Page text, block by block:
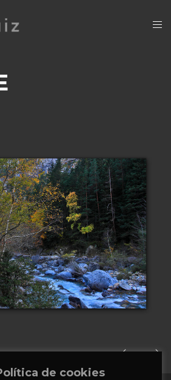
de cookies